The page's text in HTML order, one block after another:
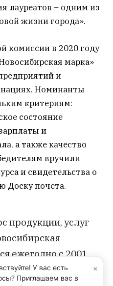
лауреатов – одним из
жизни города».
комиссии в 2020 году
марка»
и
Номинанты
критериям:
состояние
и
а также качество
вручили
и свидетельства о
Доску почета.
продукции, услуг
ежегодно с 2001
являются
×
У вас есть
Приглашаем вас в